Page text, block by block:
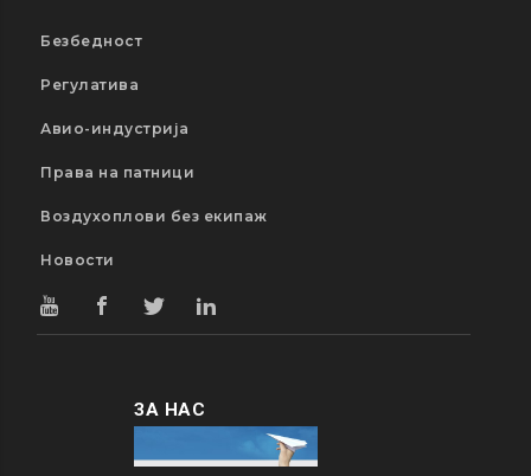
Безбедност
Регулатива
Авио-индустрија
Права на патници
Воздухоплови без екипаж
Новости
ЗА НАС